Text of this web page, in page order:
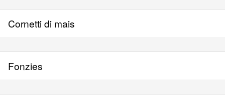
Cornetti di mais
Fonzies